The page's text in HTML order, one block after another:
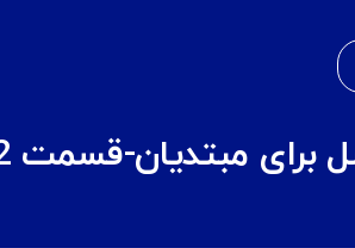
مبتدیان-قسمت 2